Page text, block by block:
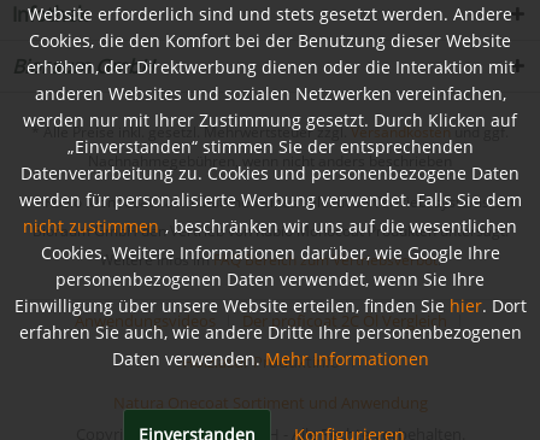
Infothek
Bioraum GmbH
* Alle Preise inkl. gesetzl. Mehrwertsteuer zzgl.Versandkostenund ggf.
Nachnahmegebühren, wenn nicht anders beschrieben
** Rubio Monocoat hat im Rahmen eines selektiven Vertriebssystems der
Bioraum GmbH den Vertrieb von Rubio Monocoat Produkten untersagt.
Weitere Infos imFAQ Bereich zum Vertriebsverbot.
Anwendungsvideos
Der proficoat 2C Öl Vergleich
Holzlasur Produktinfo
Natura Onecoat Sortiment und Anwendung
Copyright © Bioraum GmbH - Alle Rechte vorbehalten.
Website erforderlich sind und stets gesetzt werden. Andere
Cookies, die den Komfort bei der Benutzung dieser Website
erhöhen, der Direktwerbung dienen oder die Interaktion mit
anderen Websites und sozialen Netzwerken vereinfachen,
werden nur mit Ihrer Zustimmung gesetzt. Durch Klicken auf
„Einverstanden“ stimmen Sie der entsprechenden
Datenverarbeitung zu. Cookies und personenbezogene Daten
werden für personalisierte Werbung verwendet. Falls Sie dem
nicht zustimmen , beschränken wir uns auf die wesentlichen
Cookies. Weitere Informationen darüber, wie Google Ihre
personenbezogenen Daten verwendet, wenn Sie Ihre
Einwilligung über unsere Website erteilen, finden Sie hier. Dort
erfahren Sie auch, wie andere Dritte Ihre personenbezogenen
Daten verwenden. Mehr Informationen
Einverstanden Konfigurieren